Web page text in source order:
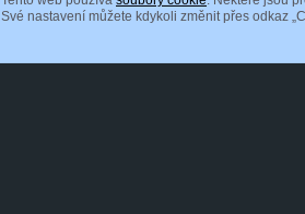
Své nastavení můžete kdykoli změnit přes odkaz